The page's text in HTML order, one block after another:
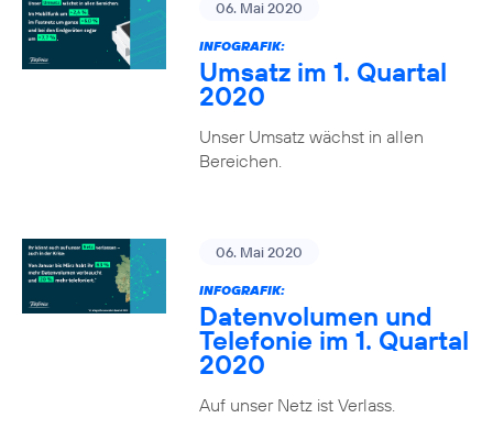
06. Mai 2020
INFOGRAFIK:
Umsatz im 1. Quartal
2020
Unser Umsatz wächst in allen
Bereichen.
06. Mai 2020
INFOGRAFIK:
Datenvolumen und
Telefonie im 1. Quartal
2020
Auf unser Netz ist Verlass.